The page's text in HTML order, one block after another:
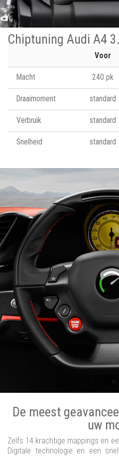
Chiptuning Audi A4
Voor
Macht 240 pk
Draaimoment standard
Verbruik standard
Snelheid standard
De meest
uw
Zelfs 14 krachtige mappings en
Digitale technologie en een